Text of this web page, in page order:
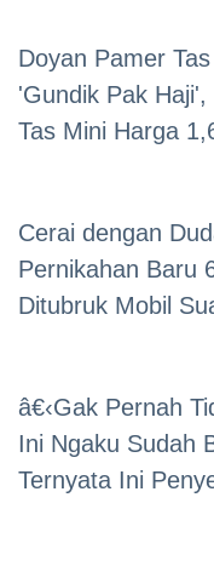
Doyan Pamer
'Gundik Pak
Tas Mini Harga
Cerai dengan
Pernikahan Baru
Ditubruk Mobil
â€‹Gak Pernah
Ini Ngaku Sudah
Ternyata Ini